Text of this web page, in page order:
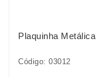
Plaquinha Metálica
Código: 03012